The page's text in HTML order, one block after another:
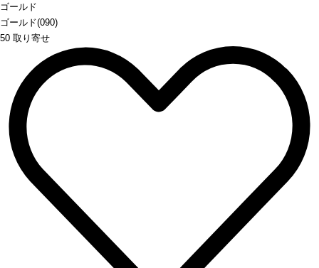
ゴールド
ゴールド(090)
50 取り寄せ